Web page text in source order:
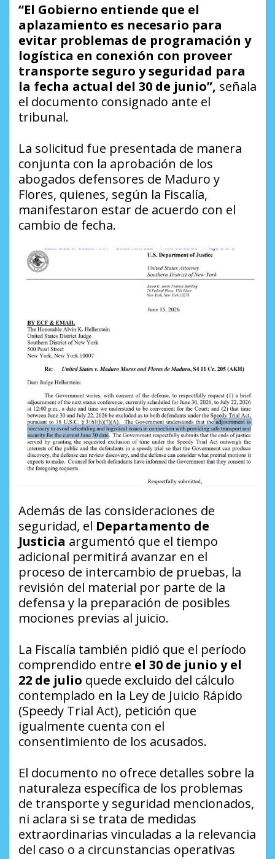
“El Gobierno entiende que el
aplazamiento es necesario para
evitar problemas de programación y
logística en conexión con proveer
transporte seguro y seguridad para
la fecha actual del 30 de junio”, señala
el documento consignado ante el
tribunal.
La solicitud fue presentada de manera
conjunta con la aprobación de los
abogados defensores de Maduro y
Flores, quienes, según la Fiscalía,
manifestaron estar de acuerdo con el
cambio de fecha.
Además de las consideraciones de
seguridad, el Departamento de
Justicia argumentó que el tiempo
adicional permitirá avanzar en el
proceso de intercambio de pruebas, la
revisión del material por parte de la
defensa y la preparación de posibles
mociones previas al juicio.
La Fiscalía también pidió que el período
comprendido entre el 30 de junio y el
22 de julio quede excluido del cálculo
contemplado en la Ley de Juicio Rápido
(Speedy Trial Act), petición que
igualmente cuenta con el
consentimiento de los acusados.
El documento no ofrece detalles sobre la
naturaleza específica de los problemas
de transporte y seguridad mencionados,
ni aclara si se trata de medidas
extraordinarias vinculadas a la relevancia
del caso o a circunstancias operativas